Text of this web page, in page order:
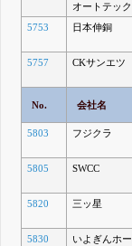
オートテック
5753 日本伸銅
5757 CKサンエツ
No. 会社名
5803 フジクラ
5805 SWCC
5820 三ッ星
5830
いよぎんホー